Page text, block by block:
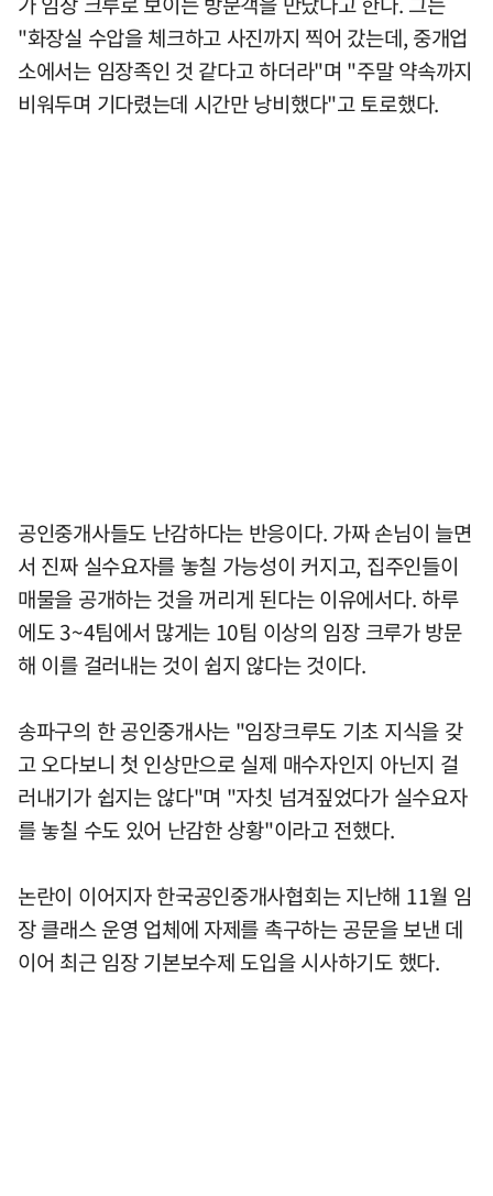
"화장실 수압을 체크하고 사진까지 찍어 갔는데, 중개업
소에서는 임장족인 것 같다고 하더라"며 "주말 약속까지
비워두며 기다렸는데 시간만 낭비했다"고 토로했다.
공인중개사들도 난감하다는 반응이다. 가짜 손님이 늘면
서 진짜 실수요자를 놓칠 가능성이 커지고, 집주인들이
매물을 공개하는 것을 꺼리게 된다는 이유에서다. 하루
에도 3~4팀에서 많게는 10팀 이상의 임장 크루가 방문
해 이를 걸러내는 것이 쉽지 않다는 것이다.
송파구의 한 공인중개사는 "임장크루도 기초 지식을 갖
고 오다보니 첫 인상만으로 실제 매수자인지 아닌지 걸
러내기가 쉽지는 않다"며 "자칫 넘겨짚었다가 실수요자
를 놓칠 수도 있어 난감한 상황"이라고 전했다.
논란이 이어지자 한국공인중개사협회는 지난해 11월 임
장 클래스 운영 업체에 자제를 촉구하는 공문을 보낸 데
이어 최근 임장 기본보수제 도입을 시사하기도 했다.